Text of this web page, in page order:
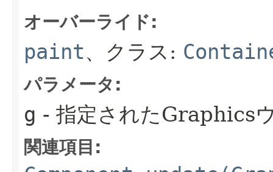
オーバーライド:
paint、クラス:
パラメータ:
g - 指定されたGraphics
関連項目: